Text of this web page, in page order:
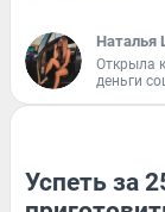
Наталья
Открыла
деньги
Успеть за